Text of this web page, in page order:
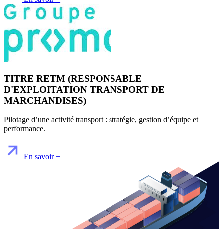
TITRE RETM (RESPONSABLE
D'EXPLOITATION TRANSPORT DE
MARCHANDISES)
Pilotage d’une activité transport : stratégie, gestion d’équipe et
performance.
En savoir +